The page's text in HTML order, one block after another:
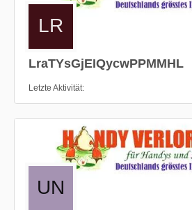
LraTYsGjEIQycwPPMMHL
Letzte Aktivität